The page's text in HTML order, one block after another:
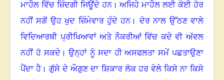
ਮਾਹੌਲ ਵਿੱਚ ਜ਼ਿੰਦਗੀ ਜਿਊਂਦੇ ਹਨ।ਅਜਿਹੇ ਮਾਹੌਲ ਲਈ ਕੋਈ ਹੋਰ
ਨਹੀਂ ਸਗੋਂ ਉਹ ਖੁਦ ਜ਼ਿੰਮੇਵਾਰ ਹੁੰਦੇ ਹਨ।ਦੇਰ ਨਾਲ ਉੱਠਣ ਵਾਲੇ
ਵਿਦਿਆਰਥੀ ਪ੍ਰੀਖਿਆਵਾਂ ਅਤੇ ਨੌਕਰੀਆਂ ਵਿੱਚ ਕਦੇ ਵੀ ਅੱਵਲ
ਨਹੀਂ ਹੋ ਸਕਦੇ।ਉਨ੍ਹਾਂ ਨੂੰ ਸਦਾ ਹੀ ਅਸਫਲਤਾ ਸਮੇਂ ਪਛਤਾਉਣਾ
ਪੈਂਦਾ ਹੈ ।ਗੁੱਸੇ ਦੇ ਔਗੁਣ ਦਾ ਸ਼ਿਕਾਰ ਲੋਕ ਹਰ ਵੇਲੇ ਕਿਸੇ ਨਾ ਕਿਸੇ